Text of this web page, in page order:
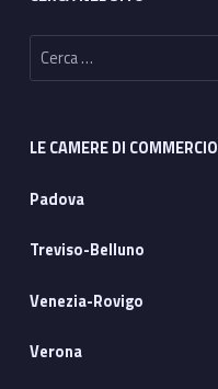
Ricerca per:
LE CAMERE DI COMMERCIO
Padova
Treviso-Belluno
Venezia-Rovigo
Verona